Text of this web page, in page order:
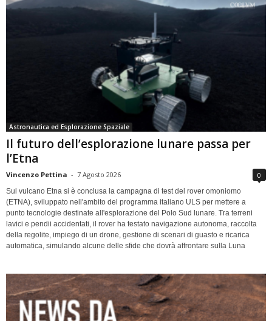
Astronautica ed Esplorazione Spaziale
Il futuro dell’esplorazione lunare passa per
l’Etna
Vincenzo Pettina - 7 Agosto 2026 0
Sul vulcano Etna si è conclusa la campagna di test del rover omoniomo
(ETNA), sviluppato nell'ambito del programma italiano ULS per mettere a
punto tecnologie destinate all'esplorazione del Polo Sud lunare. Tra terreni
lavici e pendii accidentati, il rover ha testato navigazione autonoma, raccolta
della regolite, impiego di un drone, gestione di scenari di guasto e ricarica
automatica, simulando alcune delle sfide che dovrà affrontare sulla Luna